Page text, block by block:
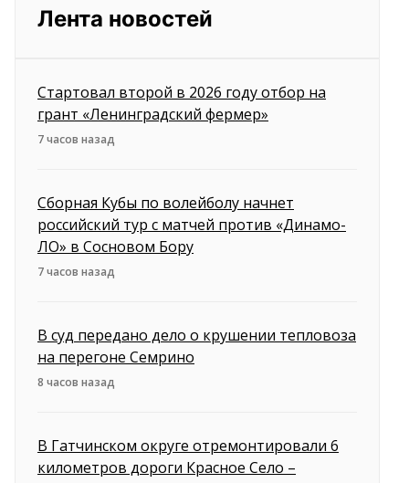
Лента новостей
Стартовал второй в 2026 году отбор на
грант «Ленинградский фермер»
7 часов назад
Сборная Кубы по волейболу начнет
российский тур с матчей против «Динамо-
ЛО» в Сосновом Бору
7 часов назад
В суд передано дело о крушении тепловоза
на перегоне Семрино
8 часов назад
В Гатчинском округе отремонтировали 6
километров дороги Красное Село –